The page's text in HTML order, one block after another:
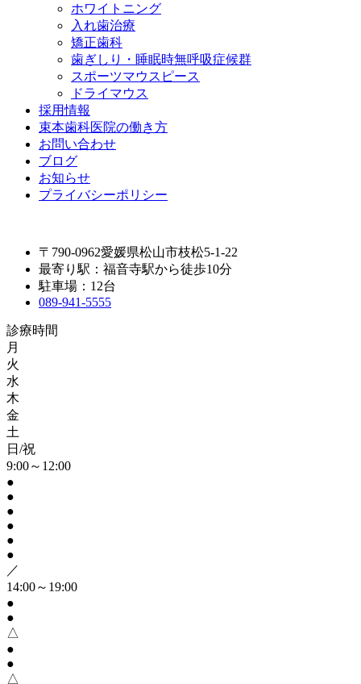
ホワイトニング
入れ歯治療
矯正歯科
歯ぎしり・睡眠時無呼吸症候群
スポーツマウスピース
ドライマウス
採用情報
束本歯科医院の働き方
お問い合わせ
ブログ
お知らせ
プライバシーポリシー
〒790-0962愛媛県松山市枝松5-1-22
最寄り駅：福音寺駅から徒歩10分
駐車場：12台
089-941-5555
診療時間
月
火
水
木
金
土
日/祝
9:00～12:00
●
●
●
●
●
●
／
14:00～19:00
●
●
△
●
●
△